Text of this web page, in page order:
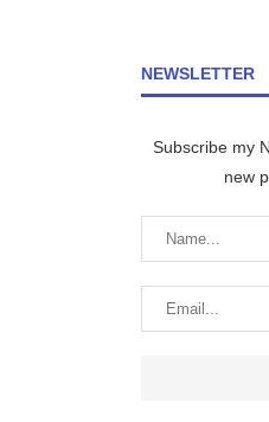
NEWSLETTER
Subscribe my
new